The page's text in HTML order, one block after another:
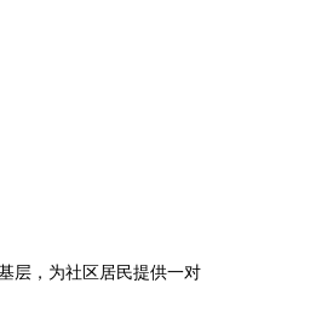
层，为社区居民提供一对